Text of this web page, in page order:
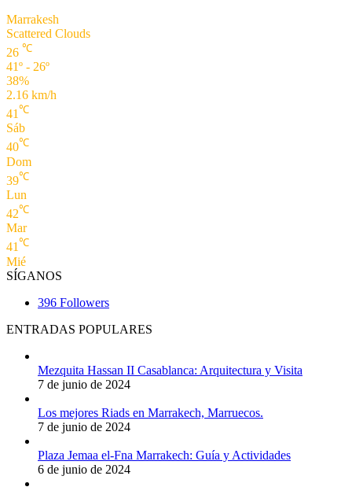
Marrakesh
Scattered Clouds
26 ℃
41º - 26º
38%
2.16 km/h
41 ℃
Sáb
40℃
Dom
39℃
Lun
42℃
Mar
41℃
Mié
SÍGANOS
396 Followers
ENTRADAS POPULARES
Mezquita Hassan II Casablanca: Arquitectura y Visita
7 de junio de 2024
Los mejores Riads en Marrakech, Marruecos.
7 de junio de 2024
Plaza Jemaa el-Fna Marrakech: Guía y Actividades
6 de junio de 2024